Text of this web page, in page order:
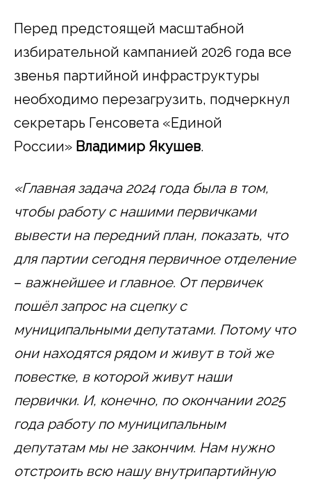
Перед предстоящей масштабной
избирательной кампанией 2026 года все
звенья партийной инфраструктуры
необходимо перезагрузить, подчеркнул
секретарь Генсовета «Единой
России» Владимир Якушев.
«Главная задача 2024 года была в том,
чтобы работу с нашими первичками
вывести на передний план, показать, что
для партии сегодня первичное отделение
– важнейшее и главное. От первичек
пошёл запрос на сцепку с
муниципальными депутатами. Потому что
они находятся рядом и живут в той же
повестке, в которой живут наши
первички. И, конечно, по окончании 2025
года работу по муниципальным
депутатам мы не закончим. Нам нужно
отстроить всю нашу внутрипартийную